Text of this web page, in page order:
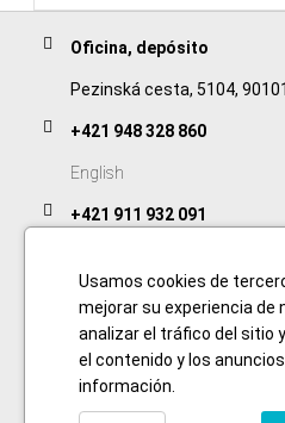
Oficina, depósito
Pezinská cesta, 5104,
+421 948 328 860
English
+421 911 932 091
Enlaces
Usamos cookies de
mejorar su experiencia de
analizar el tráfico del sitio
el contenido y los anuncios.
información